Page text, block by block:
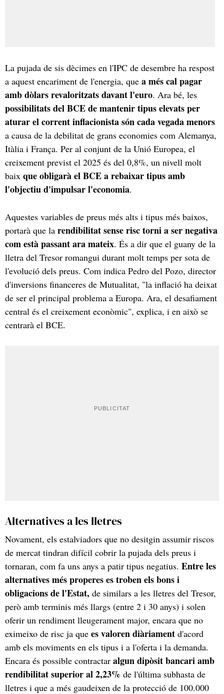
La pujada de sis dècimes en l'IPC de desembre ha respost
a aquest encariment de l'energia, que a més cal pagar
amb dòlars revaloritzats davant l'euro. Ara bé, les
possibilitats del BCE de mantenir tipus elevats per
aturar el corrent inflacionista són cada vegada menors
a causa de la debilitat de grans economies com Alemanya,
Itàlia i França. Per al conjunt de la Unió Europea, el
creixement previst el 2025 és del 0,8%, un nivell molt
baix que obligarà el BCE a rebaixar tipus amb
l'objectiu d'impulsar l'economia.
Aquestes variables de preus més alts i tipus més baixos,
portarà que la rendibilitat sense risc torni a ser negativa
com està passant ara mateix. És a dir que el guany de la
lletra del Tresor romangui durant molt temps per sota de
l'evolució dels preus. Com indica Pedro del Pozo, director
d'inversions financeres de Mutualitat, "la inflació ha deixat
de ser el principal problema a Europa. Ara, el desafiament
central és el creixement econòmic", explica, i en això se
centrarà el BCE.
Alternatives a les lletres
Novament, els estalviadors que no desitgin assumir riscos
de mercat tindran difícil cobrir la pujada dels preus i
tornaran, com fa uns anys a patir tipus negatius. Entre les
alternatives més properes es troben els bons i
obligacions de l'Estat, de similars a les lletres del Tresor,
però amb terminis més llargs (entre 2 i 30 anys) i solen
oferir un rendiment lleugerament major, encara que no
eximeixo de risc ja que es valoren diàriament d'acord
amb els moviments en els tipus i a l'oferta i la demanda.
Encara és possible contractar algun dipòsit bancari amb
rendibilitat superior al 2,23% de l'última subhasta de
lletres i que a més gaudeixen de la protecció de 100.000